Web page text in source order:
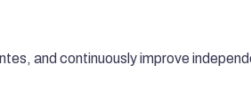
and continuously improve